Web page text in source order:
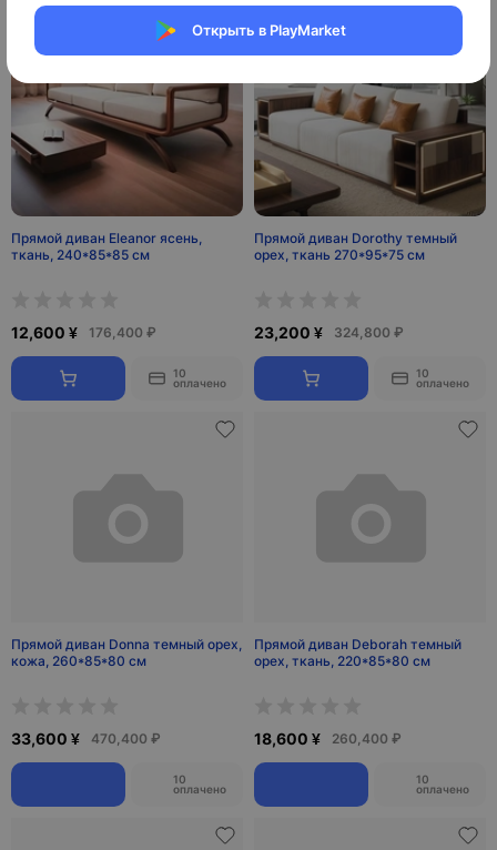
Открыть в PlayMarket
Прямой диван Eleanor ясень,
ткань, 240*85*85 см
12,600 ¥ 176,400 ₽
10
оплачено
Прямой диван Dorothy темный
орех, ткань 270*95*75 см
23,200 ¥ 324,800 ₽
10
оплачено
Прямой диван Donna темный орех,
кожа, 260*85*80 см
33,600 ¥ 470,400 ₽
10
оплачено
Прямой диван Deborah темный
орех, ткань, 220*85*80 см
18,600 ¥ 260,400 ₽
10
оплачено